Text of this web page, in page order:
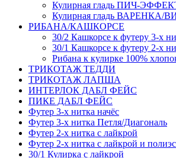
Кулирная гладь ПИЧ-
Кулирная гладь ВАРЕНКА/
РИБАНА/КАШКОРСЕ
30/2 Кашкорсе к футеру 3-х
30/1 Кашкорсе к футеру 2-х
Рибана к кулирке 100%
ТРИКОТАЖ ТЕДДИ
ТРИКОТАЖ ЛАПША
ИНТЕРЛОК ДАБЛ ФЕЙС
ПИКЕ ДАБЛ ФЕЙС
Футер 3-х нитка начёс
Футер 3-х нитка Петля/Диагональ
Футер 2-х нитка с лайкрой
Футер 2-х нитка с лайкрой и
30/1 Кулирка с лайкрой